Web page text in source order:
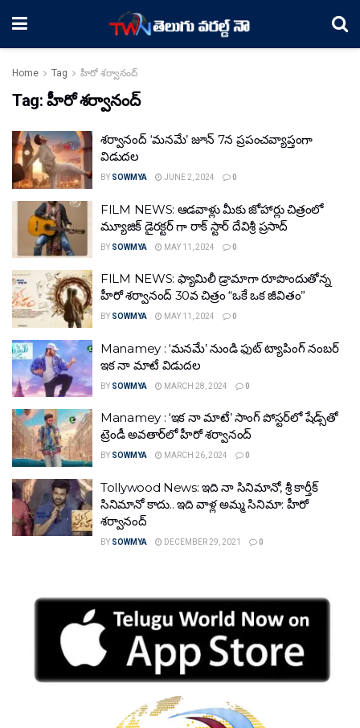
Home Tag హీరో శర్వానంద్
Tag: హీరో శర్వానంద్
శర్వానంద్ ‘మనమే’ జూన్ 7న ప్రపంచవ్యాప్తంగా
విడుదల
BY SOWMYA JUNE 2, 2024 0
FILM NEWS: ఆడవాళ్లు మీకు జోహార్లు చిత్రంలో
మ్యూజిక్ డైరక్టర్ గా రాక్ స్టార్ దేవిశ్రీ ప్రసాద్
BY SOWMYA MAY 11, 2024 0
FILM NEWS: ఫ్యామిలీ డ్రామాగా రూపొందుతోన్న
హీరో శ‌ర్వానంద్ 30వ చిత్రం “ఒకే ఒక జీవితం”
BY SOWMYA MAY 11, 2024 0
Manamey : ‘మనమే’ నుండి ఫుట్ ట్యాపింగ్ నంబర్
ఇక నా మాటే విడుదల
BY SOWMYA MARCH 28, 2024 0
Manamey : ‘ఇక నా మాటే’ సాంగ్ పోస్టర్‌లో షేడ్స్‌తో
ట్రెండీ అవతార్‌లో హీరో శర్వానంద్
BY SOWMYA MARCH 26, 2024 0
Tollywood News: ఇది నా సినిమానో, శ్రీ కార్తీక్
సినిమానో కాదు.. ఇది వాళ్ల అమ్మ సినిమా: హీరో
శర్వానంద్
BY SOWMYA DECEMBER 29, 2021 0